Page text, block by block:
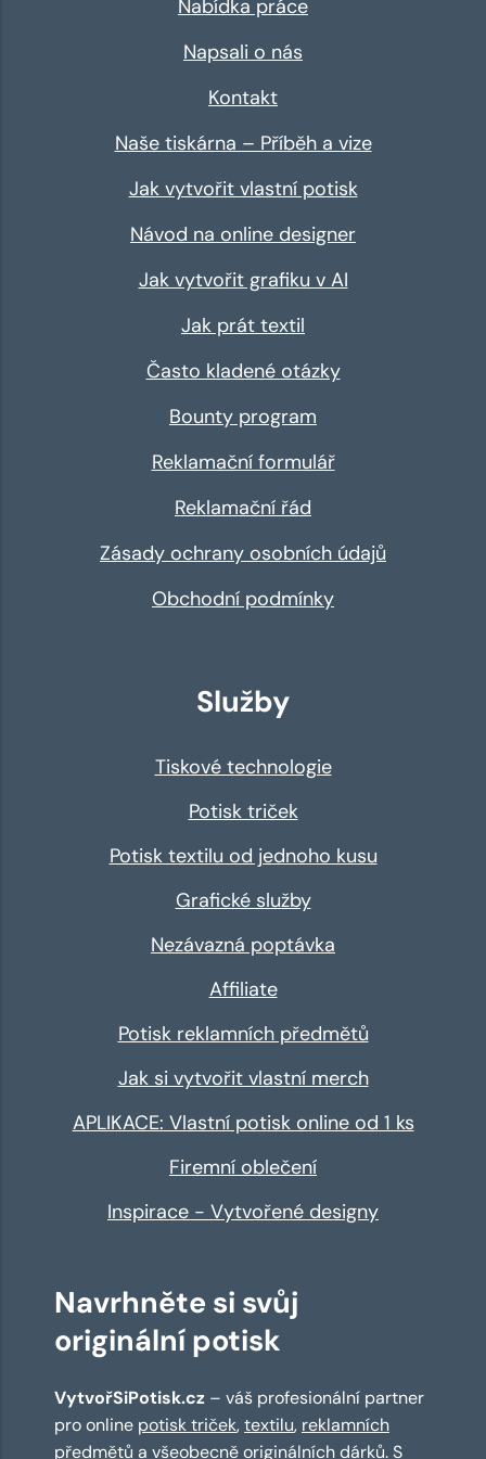
Nabídka práce
Napsali o nás
Kontakt
Naše tiskárna – Příběh a vize
Jak vytvořit vlastní potisk
Návod na online designer
Jak vytvořit grafiku v AI
Jak prát textil
Často kladené otázky
Bounty program
Reklamační formulář
Reklamační řád
Zásady ochrany osobních údajů
Obchodní podmínky
Služby
Tiskové technologie
Potisk triček
Potisk textilu od jednoho kusu
Grafické služby
Nezávazná poptávka
Affiliate
Potisk reklamních předmětů
Jak si vytvořit vlastní merch
APLIKACE: Vlastní potisk online od 1 ks
Firemní oblečení
Inspirace - Vytvořené designy
Navrhněte si svůj
originální potisk
VytvořSiPotisk.cz – váš profesionální partner
pro online potisk triček,textilu, reklamních
předmětů a všeobecně originálních dárků. S